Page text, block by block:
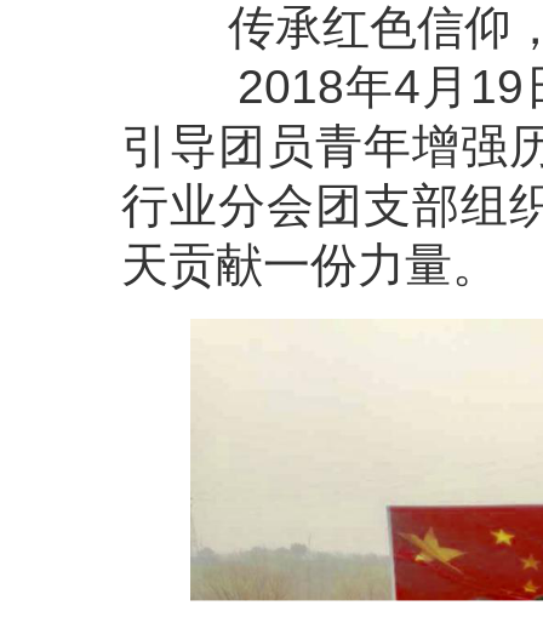
传承红色信仰，
2018年4月19日
引导团员青年增强
行业分会团支部组
天贡献一份力量。